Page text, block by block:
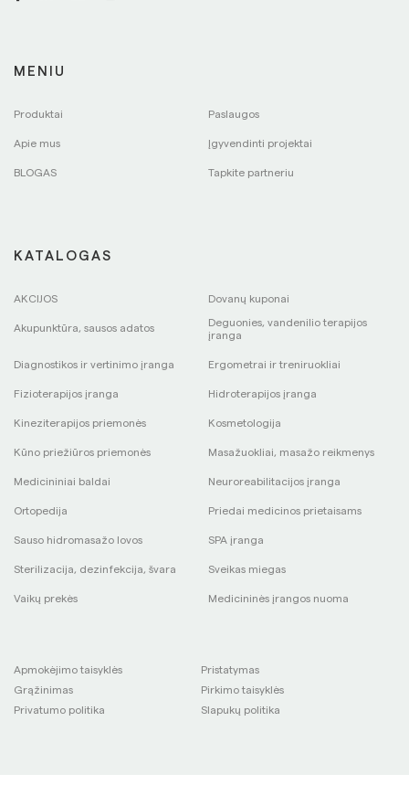
MENIU
Produktai Paslaugos
Apie mus Įgyvendinti projektai
BLOGAS Tapkite partneriu
KATALOGAS
AKCIJOS Dovanų kuponai
Akupunktūra, sausos adatos
Deguonies, vandenilio terapijos
įranga
Diagnostikos ir vertinimo įranga Ergometrai ir treniruokliai
Fizioterapijos įranga Hidroterapijos įranga
Kineziterapijos priemonės Kosmetologija
Kūno priežiūros priemonės Masažuokliai, masažo reikmenys
Medicininiai baldai Neuroreabilitacijos įranga
Ortopedija Priedai medicinos prietaisams
Sauso hidromasažo lovos SPA įranga
Sterilizacija, dezinfekcija, švara Sveikas miegas
Vaikų prekės Medicininės įrangos nuoma
Apmokėjimo taisyklės
Pristatymas
Grąžinimas
Pirkimo taisyklės
Privatumo politika
Slapukų politika